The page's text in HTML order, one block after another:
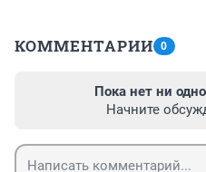
КОММЕНТАРИИ 0
Пока нет ни
Начните